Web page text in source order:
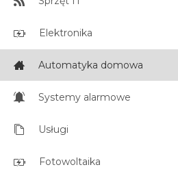
Elektronika
Automatyka domowa
Systemy alarmowe
Usługi
Fotowoltaika